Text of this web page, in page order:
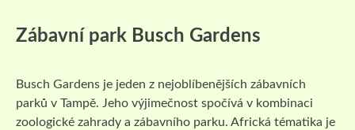
Zábavní park Busch Gardens
Busch Gardens je jeden z nejoblíbenějších zábavních
parků v Tampě. Jeho výjimečnost spočívá v kombinaci
zoologické zahrady a zábavního parku. Africká tématika je